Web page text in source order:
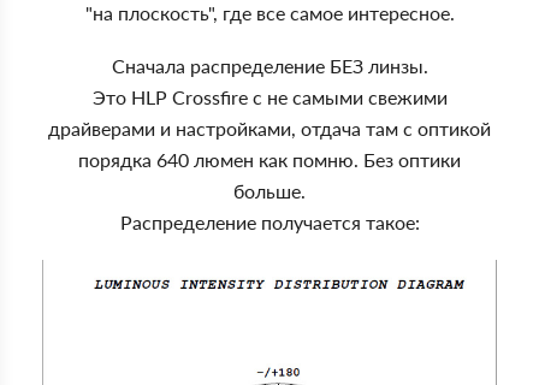
"на плоскость", где все самое интересное.
Сначала распределение БЕЗ линзы.
Это HLP Crossfire с не самыми свежими
драйверами и настройками, отдача там с оптикой
порядка 640 люмен как помню. Без оптики
больше.
Распределение получается такое: